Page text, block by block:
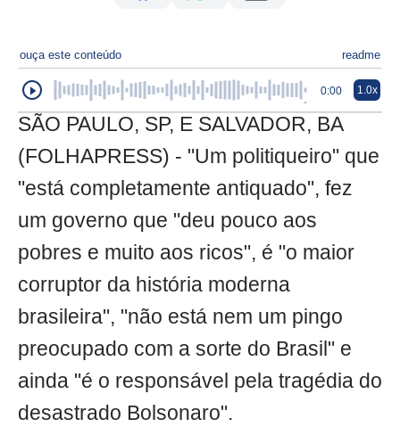
ouça este conteúdo readme
0:00 1.0x
SÃO PAULO, SP, E SALVADOR, BA
(FOLHAPRESS) - "Um politiqueiro" que
"está completamente antiquado", fez
um governo que "deu pouco aos
pobres e muito aos ricos", é "o maior
corruptor da história moderna
brasileira", "não está nem um pingo
preocupado com a sorte do Brasil" e
ainda "é o responsável pela tragédia do
desastrado Bolsonaro".